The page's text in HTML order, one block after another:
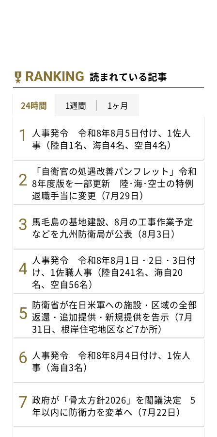
RANKING 読まれている記事
24時間 1週間 1ヶ月
人事発令 令和8年8月5日付け、1佐人
事（陸自1名、海自4名、空自4名）
「自衛官の処遇改善パンフレット」令和
8年度版を一部更新 陸･海･空士の特例
退職手当に変更（7月29日）
馬毛島の基地建設、8月の工事作業予定
などを九州防衛局が公表（8月3日）
人事発令 令和8年8月1日・2日・3日付
け、1佐職人事（陸自241名、海自20
名、空自56名）
防衛省が在日米軍への施設・区域の全部
返還・追加提供・新規提供を告示（7月
31日、根岸住宅地区など7か所）
人事発令 令和8年8月4日付け、1佐人
事（海自3名）
政府が「骨太方針2026」を閣議決定 5
年以内に防衛力を変革へ（7月22日）